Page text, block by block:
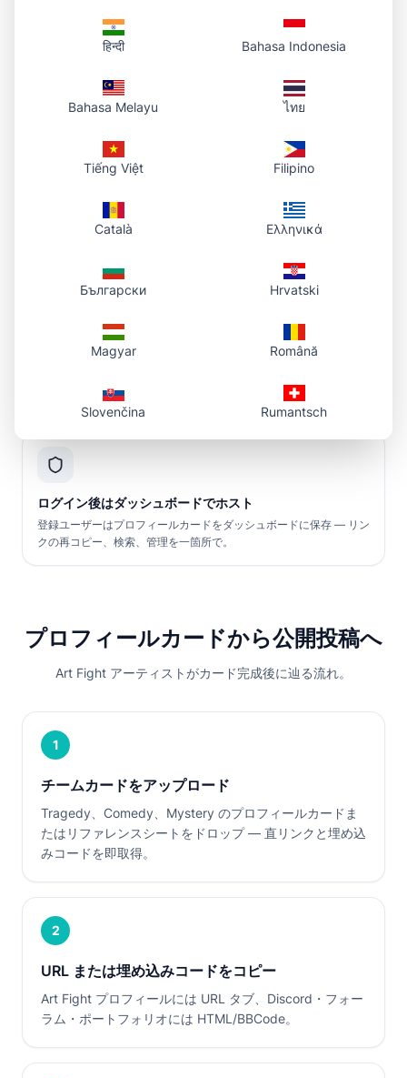
Art Fight 繁忙期向け
投稿が必要なときいつでもアップロード — ウォームアップ、本番、
年間を通じて数秒で CDN リンクを取得。
プロフィールカード向け URL
Art Fight プロフィール、フォーラム、SNS がそのまま受け付ける
アーティスト向け HTML & BBCode
シーズンに img タグを手編集する必要なし。
ログイン後はダッシュボードでホスト
登録ユーザーはプロフィールカードをダッシュボードに保存 — リン
クの再コピー、検索、管理を一箇所で。
プロフィールカードから公開投稿へ
Art Fight アーティストがカード完成後に辿る流れ。
1
チームカードをアップロード
Tragedy、Comedy、Mystery のプロフィールカードま
たはリファレンスシートをドロップ — 直リンクと埋め込
みコードを即取得。
2
URL または埋め込みコードをコピー
Art Fight プロフィールには URL タブ、Discord・フォー
ラム・ポートフォリオには HTML/BBCode。
हिन्दी Bahasa Indonesia
Bahasa Melayu ไทย
Tiếng Việt Filipino
Català Ελληνικά
Български Hrvatski
Magyar Română
Slovenčina Rumantsch